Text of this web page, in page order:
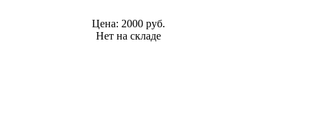
Цена: 2000 руб.
Нет на складе